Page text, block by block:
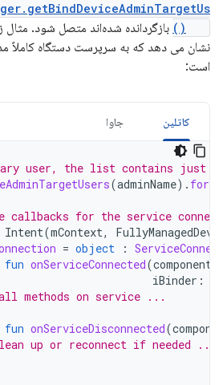
بازگردانده شده‌اند متصل شود. مثال
نشان می دهد که به سرپرست دستگاه
است:
کاتلین جاوا
user, the list contains just
(adminName).
callbacks for the service
Intent(mContext,
= object :
fun onServiceConnected(
iBinder :
methods on service ...
fun onServiceDisconnected(
up or reconnect if needed ...